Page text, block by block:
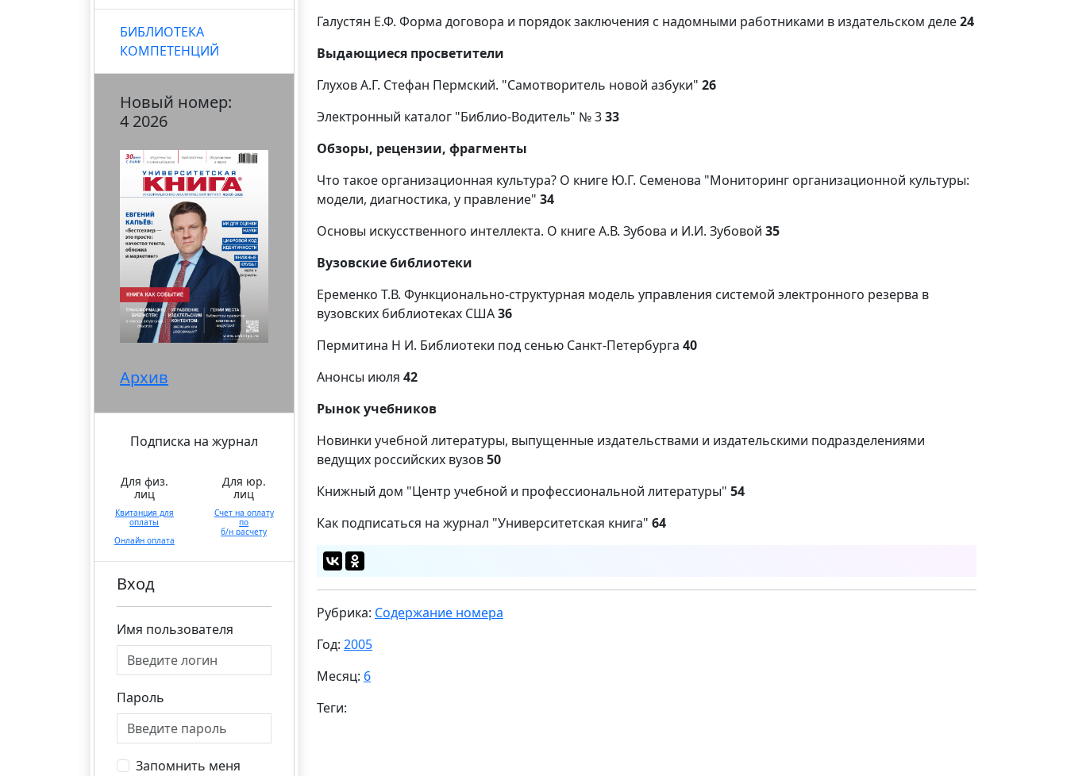
БИБЛИОТЕКА
КОМПЕТЕНЦИЙ
Новый номер:
4 2026
Архив
Подписка на журнал
Для физ.
лиц
Квитанция для
оплаты
Онлайн оплата
Для юр.
лиц
Счет на оплату
по
б/н расчету
Вход
Имя пользователя
Пароль
Запомнить меня
Галустян Е.Ф. Форма договора и порядок заключения с надомными работниками в издательском деле24
Выдающиеся просветители
Глухов А.Г. Стефан Пермский. "Самотворитель новой азбуки" 26
Электронный каталог "Библио-Водитель" № 333
Обзоры, рецензии, фрагменты
Что такое организационная культура? О книге Ю.Г. Семенова "Мониторинг организационной культуры:
модели, диагностика, у правление" 34
Основы искусственного интеллекта. О книге А.В. Зубова и И.И. Зубовой 35
Вузовские библиотеки
Еременко Т.В. Функционально-структурная модель управления системой электронного резерва в
вузовских библиотеках США36
Пермитина Н И. Библиотеки под сенью Санкт-Петербурга 40
Анонсы июля 42
Рынок учебников
Новинки учебной литературы, выпущенные издательствами и издательскими подразделениями
ведущих российских вузов50
Книжный дом "Центр учебной и профессиональной литературы" 54
Как подписаться на журнал "Университетская книга" 64
Рубрика: Содержание номера
Год: 2005
Месяц: 6
Теги: